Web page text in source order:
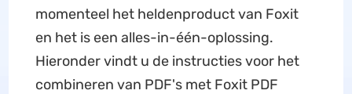
momenteel het heldenproduct van Foxit
en het is een alles-in-één-oplossing.
Hieronder vindt u de instructies voor het
combineren van PDF's met Foxit PDF